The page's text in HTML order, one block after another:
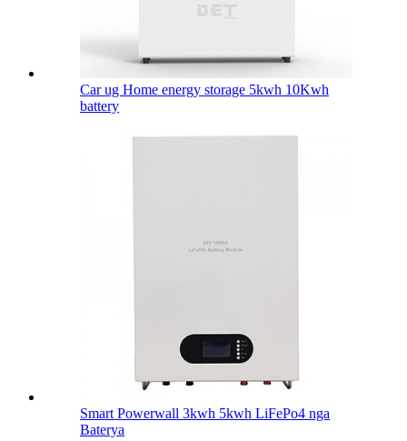
Car ug Home energy storage 5kwh 10Kwh
battery
Smart Powerwall 3kwh 5kwh LiFePo4 nga
Baterya